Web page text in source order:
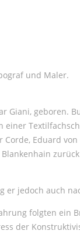
und Maler.
Giani, geboren.
Eduard
er jedoch auch
folgten ein
der